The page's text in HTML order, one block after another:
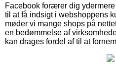
Facebook forærer dig
til at få indsigt i webshoppens
møder vi mange shops på
en bedømmelse af
kan drages fordel af til at